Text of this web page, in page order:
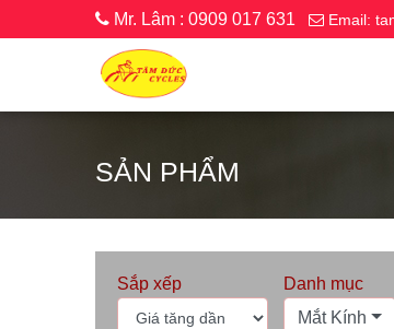
Mr. Lâm : 0909 017 631 Email:
SẢN PHẨM
Sắp xếp
Danh mục
Mắt Kính